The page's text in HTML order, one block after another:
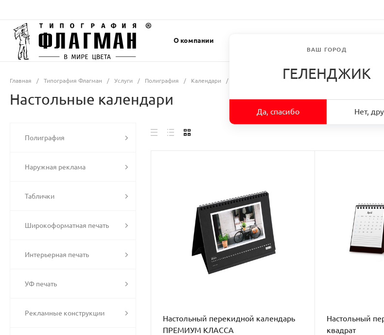
О компании
Главная / Типография Флагман / Услуги / Полиграфия / Календари / Настольные календари
Настольные календари
Полиграфия
Наружная реклама
Таблички
Широкоформатная печать
Интерьерная печать
УФ печать
Рекламные конструкции
Настольный перекидной календарь
ПРЕМИУМ КЛАССА
Настольный
квадрат
ВАШ ГОРОД
ГЕЛЕНДЖИК
Да, спасибо Нет,